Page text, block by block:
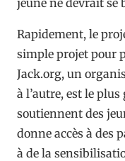
Rapidement, le
simple projet pour
Jack.org, un
à l’autre, est le
soutiennent des
donne accès à des
à de la